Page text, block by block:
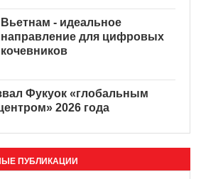
Вьетнам - идеальное
направление для цифровых
Журнал ОАЭ назвал Фукуок
центром» 2026 года